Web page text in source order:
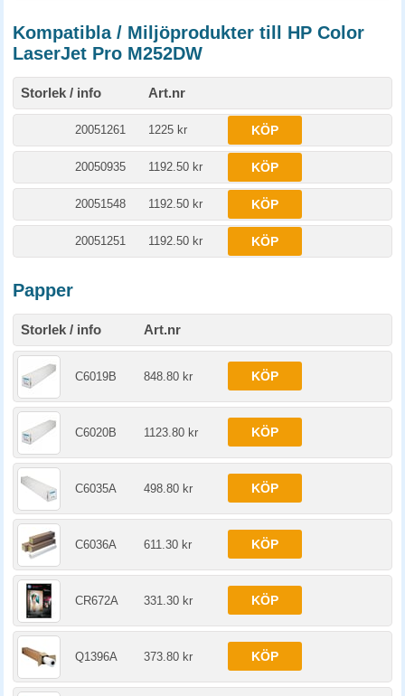
Kompatibla / Miljöprodukter till HP Color
LaserJet Pro M252DW
Storlek / info Art.nr
20051261 1225 kr KÖP
20050935 1192.50 kr KÖP
20051548 1192.50 kr KÖP
20051251 1192.50 kr KÖP
Papper
Storlek / info Art.nr
C6019B 848.80 kr KÖP
C6020B 1123.80 kr KÖP
C6035A 498.80 kr KÖP
C6036A 611.30 kr KÖP
CR672A 331.30 kr KÖP
Q1396A 373.80 kr KÖP